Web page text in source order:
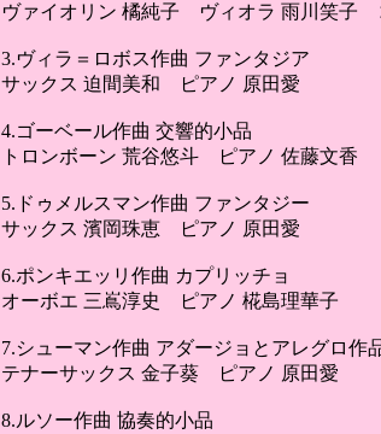
ヴァイオリン 橘純子 ヴィオラ 雨川笑子
3.ヴィラ＝ロボス作曲 ファンタジア
サックス 迫間美和 ピアノ 原田愛
4.ゴーベール作曲 交響的小品
トロンボーン 荒谷悠斗 ピアノ 佐藤文香
5.ドゥメルスマン作曲 ファンタジー
サックス 濱岡珠恵 ピアノ 原田愛
6.ポンキエッリ作曲 カプリッチョ
オーボエ 三嶌淳史 ピアノ 椛島理華子
7.シューマン作曲 アダージョとアレグロ作
テナーサックス 金子葵 ピアノ 原田愛
8.ルソー作曲 協奏的小品